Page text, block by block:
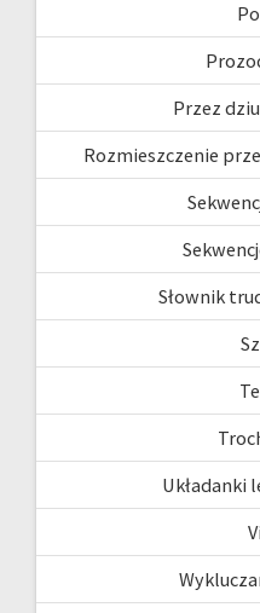
Przez
Rozmieszczenie
Słownik
Układanki